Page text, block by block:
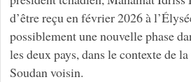
d’être reçu en février 2026 à
possiblement une nouvelle phase
les deux pays, dans le contexte de
Soudan voisin.